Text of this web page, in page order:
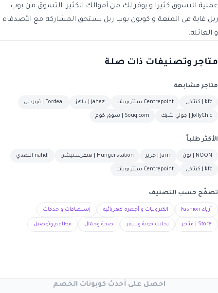
عملية التسوق كثيرا و يوفر لك من أموالك الكثير. التسوق من بوب
ريل غاية فى المتعة و كوبون بوب ريل يستحق المشاركة مع الأصدقاء
و العائلة.
متاجر وتصنيفات ذات صلة
متاجر مشابهة
kfc | كنتاكي Centrepoint سنتربوينت jahez | جاهز Fordeal | فورديل
JollyChic | جولي شيك Souq com | سوق كوم
الأكثر طلباً
NOON | نون Jarir | جرير Hungerstation | هنقرستيشن nahdi النهدي
kfc | كنتاكي Centrepoint سنتربوينت
تصفّح حسب التصنيف
أزياء Fashion الكترونيات و أجهزة كهربائية إستضافات و خدمات
Store | متاجر رحلات جوية وسفر صحة وجمال مطاعم وتوصيل
احصل على أحدث كوبونات الخصم